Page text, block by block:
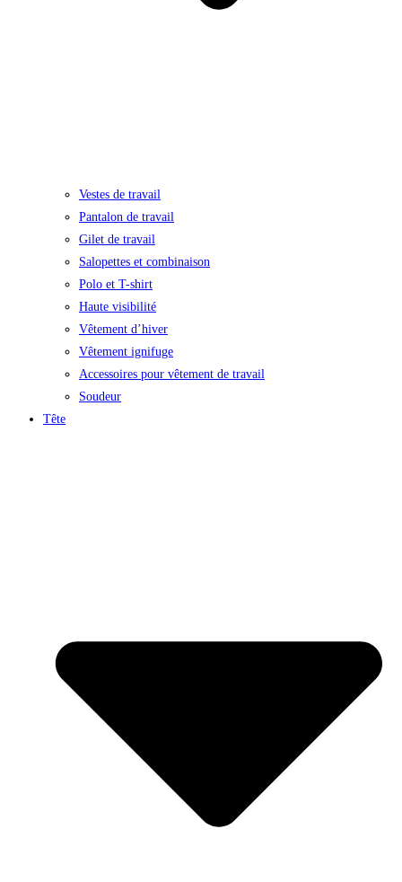
Vestes de travail
Pantalon de travail
Gilet de travail
Salopettes et combinaison
Polo et T-shirt
Haute visibilité
Vêtement d’hiver
Vêtement ignifuge
Accessoires pour vêtement de travail
Soudeur
Tête